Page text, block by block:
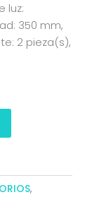
luz:
350 mm,
2 pieza(s),
,